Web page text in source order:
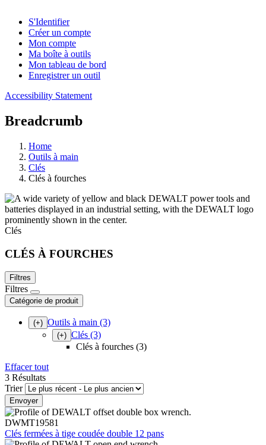
S'Identifier
Créer un compte
Mon compte
Ma boîte à outils
Mon tableau de bord
Enregistrer un outil
Accessibility Statement
Breadcrumb
Home
Outils à main
Clés
Clés à fourches
Clés
CLÉS À FOURCHES
Filtres
Filtres
Catégorie de produit
(+) Outils à main (3)
(+) Clés (3)
Clés à fourches (3)
Effacer tout
3 Résultats
Trier
DWMT19581
Clés fermées à tige coudée double 12 pans